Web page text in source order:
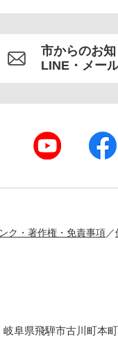
市からのお
LINE・メー
ク・著作権・免責事項
阜県飛騨市古川町本